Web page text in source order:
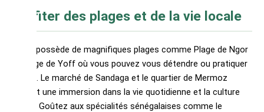
Profiter des plages et de la vie locale
Dakar possède de magnifiques plages comme Plage de Ngor
et Plage de Yoff où vous pouvez vous détendre ou pratiquer
le surf. Le marché de Sandaga et le quartier de Mermoz
offrent une immersion dans la vie quotidienne et la culture
locale. Goûtez aux spécialités sénégalaises comme le